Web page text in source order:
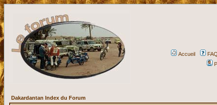
Accueil
Dakardantan Index du Forum